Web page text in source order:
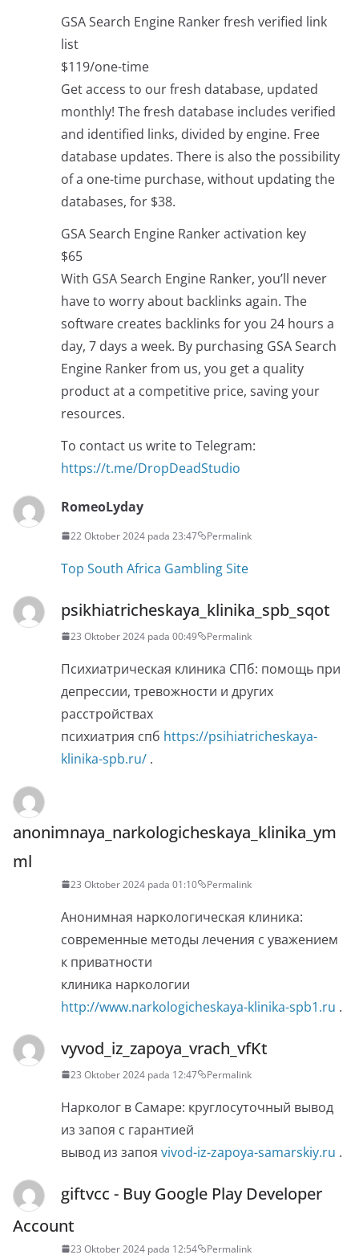
GSA Search Engine Ranker fresh verified link
list
$119/one-time
Get access to our fresh database, updated
monthly! The fresh database includes verified
and identified links, divided by engine. Free
database updates. There is also the possibility
of a one-time purchase, without updating the
databases, for $38.
GSA Search Engine Ranker activation key
$65
With GSA Search Engine Ranker, you’ll never
have to worry about backlinks again. The
software creates backlinks for you 24 hours a
day, 7 days a week. By purchasing GSA Search
Engine Ranker from us, you get a quality
product at a competitive price, saving your
resources.
To contact us write to Telegram:
https://t.me/DropDeadStudio
RomeoLyday
22 Oktober 2024 pada 23:47 Permalink
Top South Africa Gambling Site
psikhiatricheskaya_klinika_spb_sqot
23 Oktober 2024 pada 00:49 Permalink
Психиатрическая клиника СПб: помощь при
депрессии, тревожности и других
расстройствах
психиатрия спб https://psihiatricheskaya-
klinika-spb.ru/ .
anonimnaya_narkologicheskaya_klinika_ym
ml
23 Oktober 2024 pada 01:10 Permalink
Анонимная наркологическая клиника:
современные методы лечения с уважением
к приватности
клиника наркологии
http://www.narkologicheskaya-klinika-spb1.ru .
vyvod_iz_zapoya_vrach_vfKt
23 Oktober 2024 pada 12:47 Permalink
Нарколог в Самаре: круглосуточный вывод
из запоя с гарантией
вывод из запоя vivod-iz-zapoya-samarskiy.ru .
giftvcc - Buy Google Play Developer
Account
23 Oktober 2024 pada 12:54 Permalink